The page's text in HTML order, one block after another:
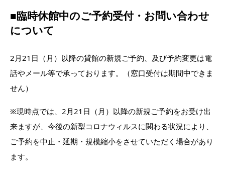
■臨時休館中のご予約受付・お問い合わせ
について
2月21日（月）以降の貸館の新規ご予約、及び予約変更は電
話やメール等で承っております。（窓口受付は期間中できま
せん）
※現時点では、2月21日（月）以降の新規ご予約をお受け出
来ますが、今後の新型コロナウィルスに関わる状況により、
ご予約を中止・延期・規模縮小をさせていただく場合があり
ます。